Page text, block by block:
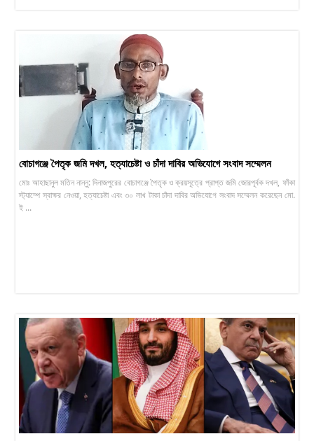
বোচাগঞ্জে পৈতৃক জমি দখল, হত্যাচেষ্টা ও চাঁদা দাবির অভিযোগে সংবাদ সম্মেলন
মোঃ আহাছানুল মতিন নান্নু: দিনাজপুরের বোচাগঞ্জে পৈতৃক ও ক্রয়সূত্রে প্রাপ্ত জমি জোরপূর্বক দখল, ফাঁকা
স্ট্যাম্পে স্বাক্ষর নেওয়া, হত্যাচেষ্টা এবং ৩০ লাখ টাকা চাঁদা দাবির অভিযোগে সংবাদ সম্মেলন করেছেন মো.
ই ...